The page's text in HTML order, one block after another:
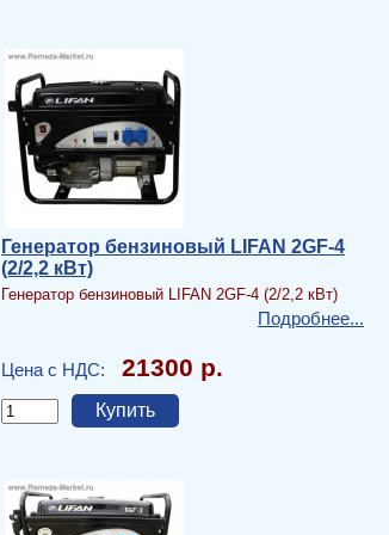
Генератор бензиновый LIFAN 2GF-4
(2/2,2 кВт)
Генератор бензиновый LIFAN 2GF-4 (2/2,2 кВт)
Подробнее...
Цена с НДС: 21300 р.